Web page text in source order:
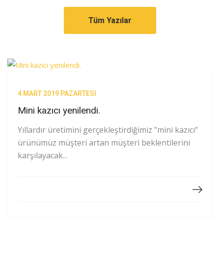
Tüm Yazılar
4 MART 2019 PAZARTESI
Mini kazıcı yenilendi.
Yıllardır üretimini gerçekleştirdiğimiz "mini kazıcı"
ürünümüz müşteri artan müşteri beklentilerini
karşılayacak...
DEVAMI